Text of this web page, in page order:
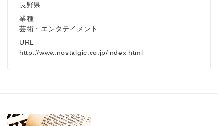
長野県
業種
芸術・エンタテイメント
URL
http://www.nostalgic.co.jp/index.html